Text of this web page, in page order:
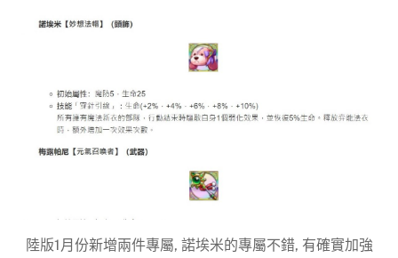
陸版1月份新增兩件專屬, 諾埃米的專屬不錯, 有確實加強